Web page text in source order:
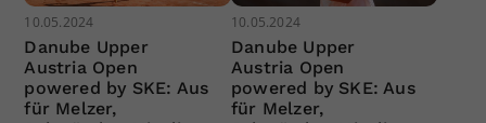
10.05.2024
Danube Upper
Austria Open
powered by SKE: Aus
für Melzer,
10.05.2024
Danube Upper
Austria Open
powered by SKE: Aus
für Melzer,